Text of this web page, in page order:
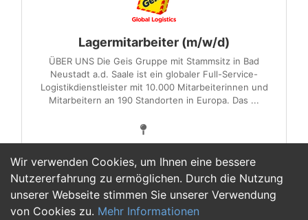
Wir verwenden Cookies, um Ihnen eine bessere
Nutzererfahrung zu ermöglichen. Durch die Nutzung
unserer Webseite stimmen Sie unserer Verwendung
von Cookies zu. Mehr Informationen
Lagermitarbeiter (m/w/d)
ÜBER UNS Die Geis Gruppe mit Stammsitz in Bad
Neustadt a.d. Saale ist ein globaler Full-Service-
Logistikdienstleister mit 10.000 Mitarbeiterinnen und
Mitarbeitern an 190 Standorten in Europa. Das ...
1